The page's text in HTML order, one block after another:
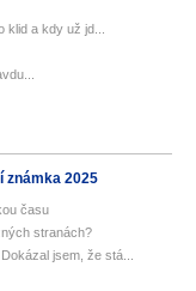
a kdy už jd...
známka 2025
času
stranách?
jsem, že stá...